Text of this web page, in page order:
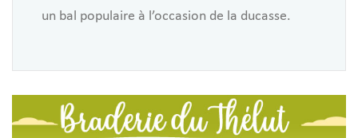
un bal populaire à l’occasion de la ducasse.